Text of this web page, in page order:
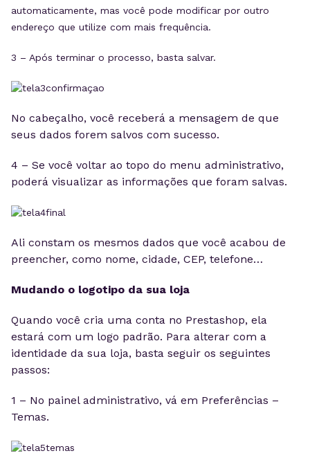
automaticamente, mas você pode modificar por outro
endereço que utilize com mais frequência.
3 – Após terminar o processo, basta salvar.
No cabeçalho, você receberá a mensagem de que
seus dados forem salvos com sucesso.
4 – Se você voltar ao topo do menu administrativo,
poderá visualizar as informações que foram salvas.
Ali constam os mesmos dados que você acabou de
preencher, como nome, cidade, CEP, telefone…
Mudando o logotipo da sua loja
Quando você cria uma conta no Prestashop, ela
estará com um logo padrão. Para alterar com a
identidade da sua loja, basta seguir os seguintes
passos:
1 – No painel administrativo, vá em Preferências –
Temas.